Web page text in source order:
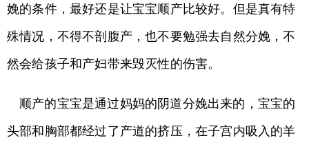
娩的条件，最好还是让宝宝顺产比较好。但是真有特
殊情况，不得不剖腹产，也不要勉强去自然分娩，不
然会给孩子和产妇带来毁灭性的伤害。
顺产的宝宝是通过妈妈的阴道分娩出来的，宝宝的
头部和胸部都经过了产道的挤压，在子宫内吸入的羊